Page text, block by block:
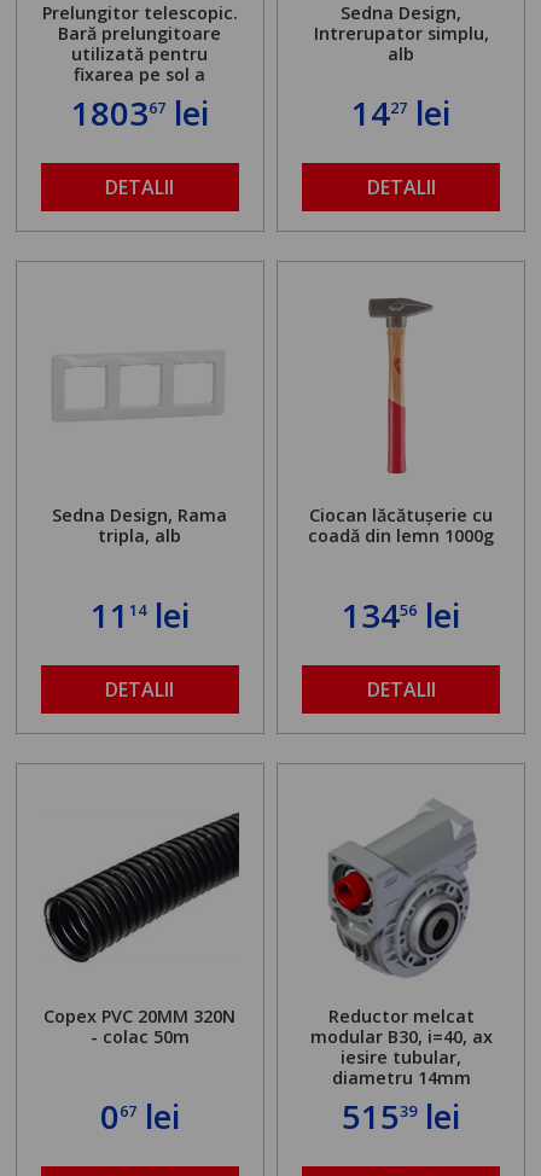
Prelungitor telescopic.
Bară prelungitoare
utilizată pentru
fixarea pe sol a
standului mașinii de
găurit în locul
maximă admisă de 500
kg și înălțime reglabilă
de la 1,8 la 2,9 m
180367lei
DETALII
Sedna Design,
Intrerupator simplu,
alb
1427 lei
DETALII
Sedna Design, Rama
tripla, alb
11 14lei
DETALII
Ciocan lăcătușerie cu
coadă din lemn 1000g
13456 lei
DETALII
Copex PVC 20MM 320N
- colac 50m
067lei
Reductor melcat
modular B30, i=40, ax
iesire tubular,
diametru 14mm
51539lei